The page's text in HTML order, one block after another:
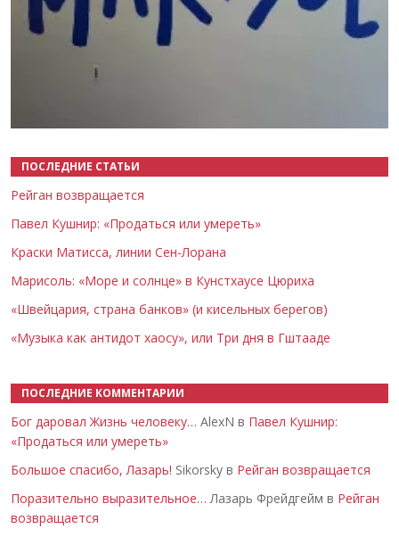
ПОСЛЕДНИЕ СТАТЬИ
Рейган возвращается
Павел Кушнир: «Продаться или умереть»
Краски Матисса, линии Сен-Лорана
Марисоль: «Море и солнце» в Кунстхаусе Цюриха
«Швейцария, страна банков» (и кисельных берегов)
«Музыка как антидот хаосу», или Три дня в Гштааде
ПОСЛЕДНИЕ КОММЕНТАРИИ
Бог даровал Жизнь человеку… AlexN в Павел Кушнир:
«Продаться или умереть»
Большое спасибо, Лазарь! Sikorsky в Рейган возвращается
Поразительно выразительное… Лазарь Фрейдгейм в Рейган
возвращается